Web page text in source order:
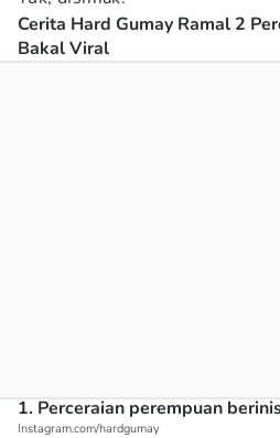
Cerita Hard Gumay Ramal 2
Bakal Viral
1. Perceraian perempuan
Instagram.com/hardgumay